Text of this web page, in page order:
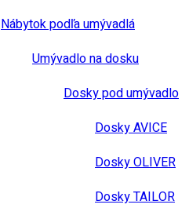
Nábytok podľa umývadlá
Umývadlo na dosku
Dosky pod umývadlo
Dosky AVICE
Dosky OLIVER
Dosky TAILOR